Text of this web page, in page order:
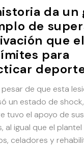
da un
de
que
para
pesar de que esta
un estado de
tuvo el apoyo de
al igual que el plantel
celadores y